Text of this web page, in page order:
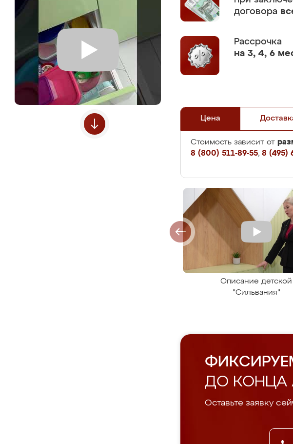
договора
Рассрочка
на 3, 4, 6
Цена
Стоимость зависит от
8 (800) 511-89-55, 8 (495)
Описание детской
"Сильвания"
ДО КОНЦА
Оставьте заявку